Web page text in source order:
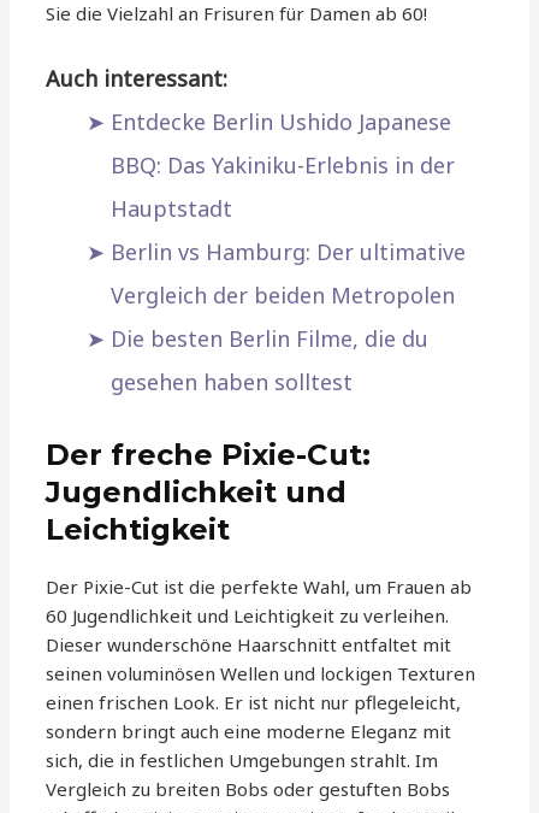
Sie die Vielzahl an Frisuren für Damen ab 60!
Auch interessant:
Entdecke Berlin Ushido Japanese
BBQ: Das Yakiniku-Erlebnis in der
Hauptstadt
Berlin vs Hamburg: Der ultimative
Vergleich der beiden Metropolen
Die besten Berlin Filme, die du
gesehen haben solltest
Der freche Pixie-Cut:
Jugendlichkeit und
Leichtigkeit
Der Pixie-Cut ist die perfekte Wahl, um Frauen ab
60 Jugendlichkeit und Leichtigkeit zu verleihen.
Dieser wunderschöne Haarschnitt entfaltet mit
seinen voluminösen Wellen und lockigen Texturen
einen frischen Look. Er ist nicht nur pflegeleicht,
sondern bringt auch eine moderne Eleganz mit
sich, die in festlichen Umgebungen strahlt. Im
Vergleich zu breiten Bobs oder gestuften Bobs